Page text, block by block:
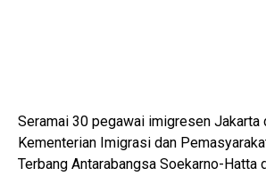
Seramai 30 pegawai imigresen Jakarta
Kementerian Imigrasi dan
Terbang Antarabangsa Soekarno-Hatta